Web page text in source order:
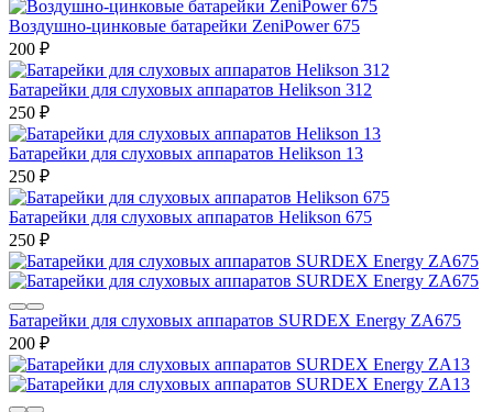
Воздушно-цинковые батарейки ZeniPower 675
200 ₽
Батарейки для слуховых аппаратов Helikson 312
250 ₽
Батарейки для слуховых аппаратов Helikson 13
250 ₽
Батарейки для слуховых аппаратов Helikson 675
250 ₽
Батарейки для слуховых аппаратов SURDEX Energy ZA675
200 ₽